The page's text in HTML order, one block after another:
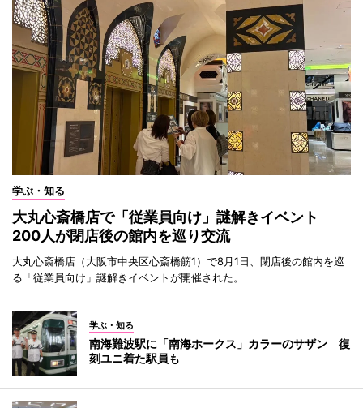
学ぶ・知る
大丸心斎橋店で「従業員向け」謎解きイベント
200人が閉店後の館内を巡り交流
大丸心斎橋店（大阪市中央区心斎橋筋1）で8月1日、閉店後の館内を巡
る「従業員向け」謎解きイベントが開催された。
学ぶ・知る
南海難波駅に「南海ホークス」カラーのサザン 復
刻ユニ着た駅員も